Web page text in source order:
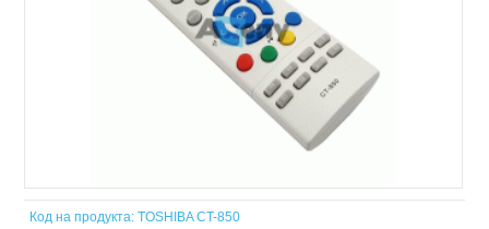
Код на продукта: TOSHIBA CT-850